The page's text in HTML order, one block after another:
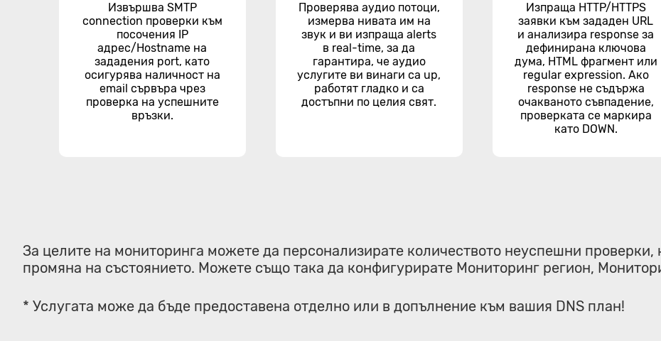
Извършва SMTP
connection проверки към
посочения IP
адрес/Hostname на
зададения port, като
осигурява наличност на
email сървъра чрез
проверка на успешните
връзки.
Проверява аудио потоци,
измерва нивата им на
звук и ви изпраща alerts
в real-time, за да
гарантира, че аудио
услугите ви винаги са up,
работят гладко и са
достъпни по целия свят.
Изпраща HTTP/HTTPS
заявки към зададен URL
и анализира response за
дефинирана ключова
дума, HTML фрагмент или
regular expression. Ако
response не съдържа
очакваното съвпадение,
проверката се маркира
като DOWN.
За целите на мониторинга можете да персонализирате количеството неуспешни проверки,
промяна на състоянието. Можете също така да конфигурирате Мониторинг регион,
* Услугата може да бъде предоставена отделно или в допълнение към вашия DNS план!